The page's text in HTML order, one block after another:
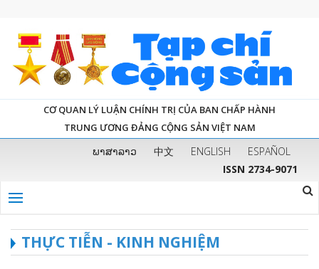
CƠ QUAN LÝ LUẬN CHÍNH TRỊ CỦA BAN CHẤP HÀNH
TRUNG ƯƠNG ĐẢNG CỘNG SẢN VIỆT NAM
ພາສາລາວ 中文 ENGLISH
ESPAÑOL
ISSN 2734-9071
THỰC TIỄN - KINH NGHIỆM